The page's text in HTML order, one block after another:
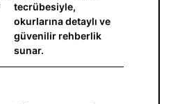
tecrübesiyle,
okurlarına detaylı ve
güvenilir rehberlik
sunar.